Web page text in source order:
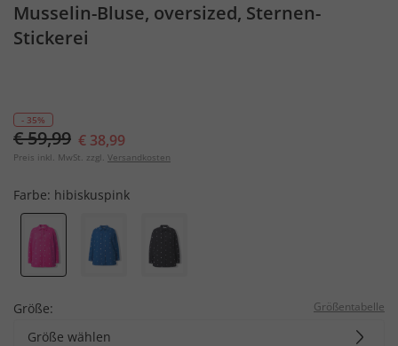
Musselin-Bluse, oversized, Sternen-
Stickerei
- 35%
€ 59,99 € 38,99
Preis inkl. MwSt. zzgl. Versandkosten
Farbe: hibiskuspink
Größe: Größentabelle
Größe wählen